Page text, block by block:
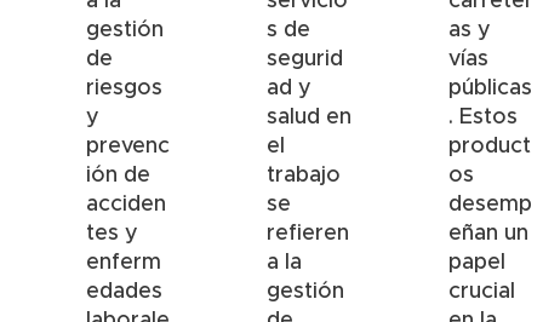
gestión
de
riesgos
y
prevenc
ión de
acciden
tes y
enferm
edades
s de
segurid
ad y
salud en
el
trabajo
se
refieren
a la
gestión
as y
vías
públicas
. Estos
product
os
desemp
eñan un
papel
crucial